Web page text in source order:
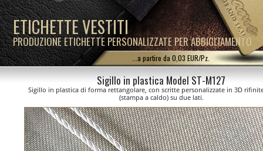
ETICHETTE VESTITI
PRODUZIONE ETICHETTE PERSONALIZZATE PER ABBIGLIAMENTO
...a partire da 0,03 EUR/Pz.
Sigillo in plastica Model ST-M127
Sigillo in plastica di forma rettangolare, con scritte personalizzate in 3D
(stampa a caldo) su due lati.